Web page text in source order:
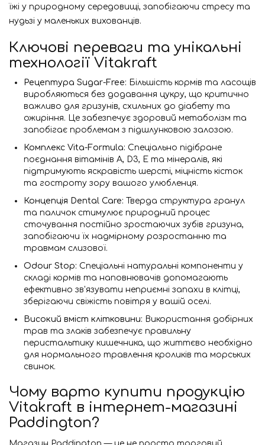
їжі у природному середовищі, запобігаючи стресу та
нудьзі у маленьких вихованців.
Ключові переваги та унікальні
технології Vitakraft
Рецептура Sugar-Free: Більшість кормів та ласощів
виробляються без додавання цукру, що критично
важливо для гризунів, схильних до діабету та
ожиріння. Це забезпечує здоровий метаболізм та
запобігає проблемам з підшлунковою залозою.
Комплекс Vita-Formula: Спеціально підібране
поєднання вітамінів A, D3, E та мінералів, які
підтримують яскравість шерсті, міцність кісток
та гостроту зору вашого улюбленця.
Концепція Dental Care: Тверда структура гранул
та паличок стимулює природний процес
сточування постійно зростаючих зубів гризуна,
запобігаючи їх надмірному розростанню та
травмам слизової.
Odour Stop: Спеціальні натуральні компоненти у
складі кормів та наповнювачів допомагають
ефективно зв'язувати неприємні запахи в клітці,
зберігаючи свіжість повітря у вашій оселі.
Високий вміст клітковини: Використання добірних
трав та злаків забезпечує правильну
перистальтику кишечника, що життєво необхідно
для нормального травлення кроликів та морських
свинок.
Чому варто купити продукцію
Vitakraft в інтернет-магазині
Paddington?